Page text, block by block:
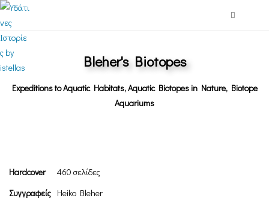
Bleher's Biotopes
Expeditions to Aquatic Habitats, Aquatic Biotopes in Nature, Biotope
Aquariums
Hardcover
460 σελίδες
Συγγραφείς Heiko Bleher